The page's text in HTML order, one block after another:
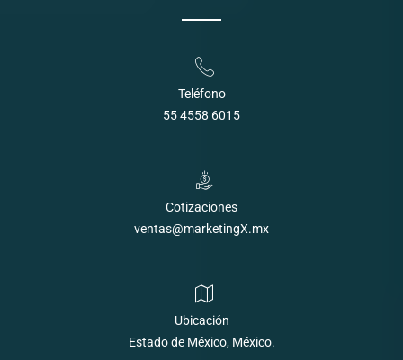
Teléfono
55 4558 6015
Cotizaciones
ventas@marketingX.mx
Ubicación
Estado de México, México.